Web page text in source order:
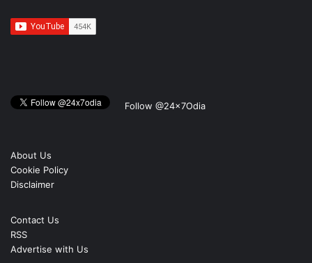
Follow @24x7Odia
About Us
Cookie Policy
Disclaimer
Contact Us
RSS
Advertise with Us